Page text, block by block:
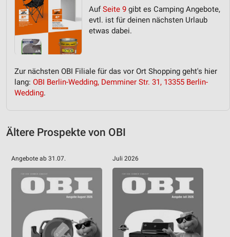
AufSeite 9 gibt es Camping Angebote,
evtl. ist für deinen nächsten Urlaub
etwas dabei.
Zur nächsten OBI Filiale für das vor Ort Shopping geht's hier
lang: OBI Berlin-Wedding, Demminer Str. 31, 13355 Berlin-
Wedding.
Ältere Prospekte von OBI
Angebote ab 31.07. Juli 2026
Nicht-IAB-Verarbeitungszwecke:
Notwendig
Performance
Funktional
Werbung